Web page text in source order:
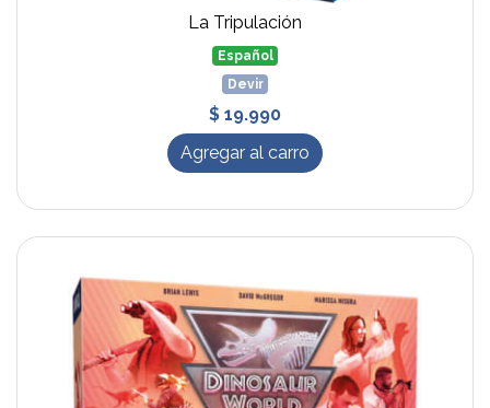
La Tripulación
Español
Devir
$ 19.990
Agregar al carro